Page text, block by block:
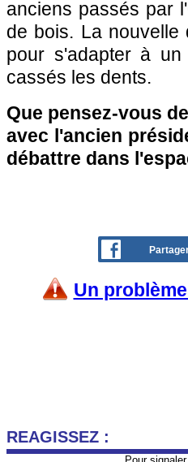
anciens passés par
de bois. La
pour s'adapter à
cassés les dents.
Que pensez-vous
avec l'ancien
débattre dans
Un
REAGISSEZ :